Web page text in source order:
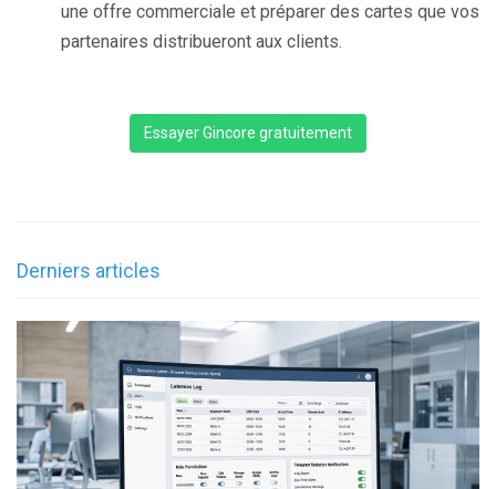
une offre commerciale et préparer des cartes que vos
partenaires distribueront aux clients.
Essayer Gincore gratuitement
Derniers articles